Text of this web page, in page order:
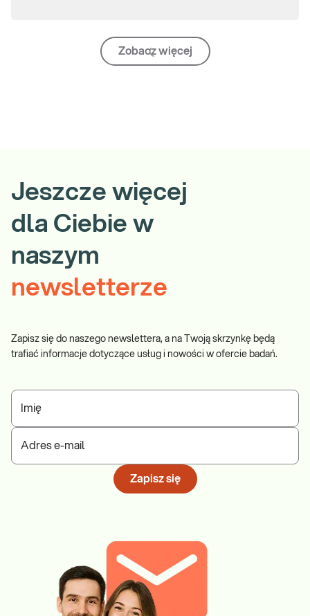
Zobacz więcej
Jeszcze więcej
dla Ciebie w
naszym
newsletterze
Zapisz się do naszego newslettera, a na Twoją skrzynkę będą
trafiać informacje dotyczące usług i nowości w ofercie badań.
Imię
Adres e-mail
Zapisz się